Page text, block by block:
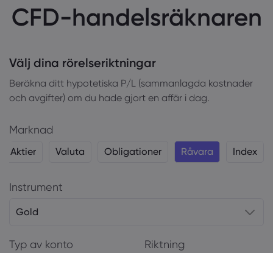
CFD-handelsräknaren
Välj dina rörelseriktningar
Beräkna ditt hypotetiska P/L (sammanlagda kostnader
och avgifter) om du hade gjort en affär i dag.
Marknad
Aktier Valuta Obligationer Råvara Index
Instrument
Gold
Typ av konto Riktning